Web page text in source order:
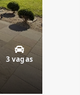
3 vagas